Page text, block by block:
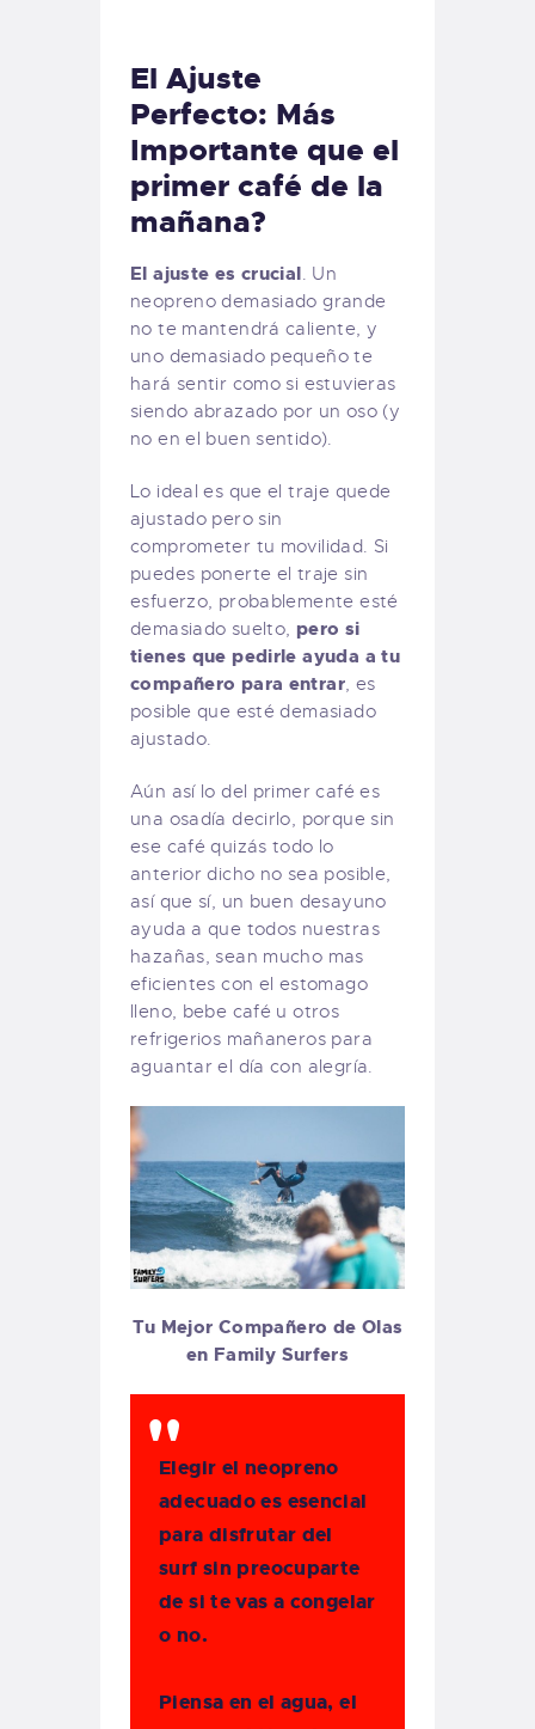
El Ajuste
Perfecto: Más
Importante que el
primer café de la
mañana?
El ajuste es crucial. Un
neopreno demasiado grande
no te mantendrá caliente, y
uno demasiado pequeño te
hará sentir como si estuvieras
siendo abrazado por un oso (y
no en el buen sentido).
Lo ideal es que el traje quede
ajustado pero sin
comprometer tu movilidad. Si
puedes ponerte el traje sin
esfuerzo, probablemente esté
demasiado suelto, pero si
tienes que pedirle ayuda a tu
compañero para entrar, es
posible que esté demasiado
ajustado.
Aún así lo del primer café es
una osadía decirlo, porque sin
ese café quizás todo lo
anterior dicho no sea posible,
así que sí, un buen desayuno
ayuda a que todos nuestras
hazañas, sean mucho mas
eficientes con el estomago
lleno, bebe café u otros
refrigerios mañaneros para
aguantar el día con alegría.
Tu Mejor Compañero de Olas
en Family Surfers
Elegir el neopreno
adecuado es esencial
para disfrutar del
surf sin preocuparte
de si te vas a congelar
o no.
Piensa en el agua, el